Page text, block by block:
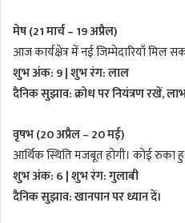
r
मेष (21 मार्च – 19 अप्रैल)
आज कार्यक्षेत्र में नई जिम्मेदारियाँ मिल
शुभ अंक: 9 | शुभ रंग: लाल
दैनिक सुझाव: क्रोध पर नियंत्रण रखें, लाभ
वृषभ (20 अप्रैल – 20 मई)
आर्थिक स्थिति मजबूत होगी। कोई रुका
शुभ अंक: 6 | शुभ रंग: गुलाबी
दैनिक सुझाव: खानपान पर ध्यान दें।